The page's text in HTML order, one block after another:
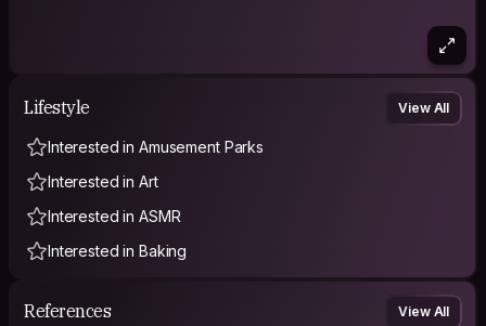
Lifestyle View All
Interested in Amusement Parks
Interested in Art
Interested in ASMR
Interested in Baking
References View All